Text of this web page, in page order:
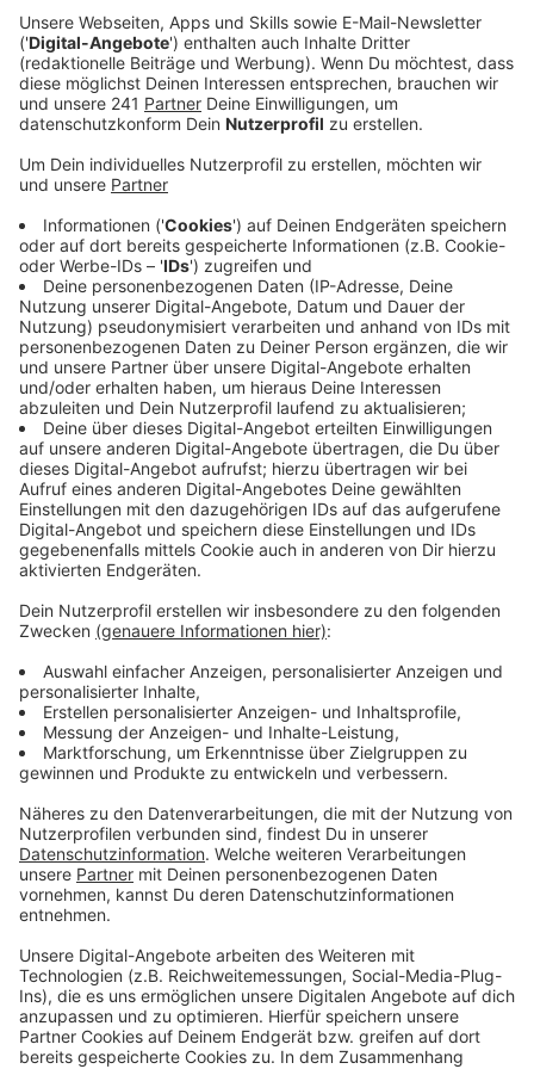
sollen sie ihm angedroht haben, ihn zu schlagen,
wenn er sich nicht nach Geld durchsuchen lassen
würde. Das Duo flüchtete anschließend mit einer
geringen Menge Bargeld.
Veröffentlicht:Mittwoch, 15.03.2023 13:24
Anzeige
Polizei sucht nach Zeugen
Anzeige
Beide Täter sollen etwa 1,65 Meter groß gewesen
sein und einen dunklen Teint haben. Einer soll dunkle
Kleidung getragen und kurze Haare haben. Sein etwas
kleinerer Komplize soll blaue Kleidung getragen und
dunkelbraune Locken haben. Hinweise zur Identität
Kriminalkommissariat 14 unter der Rufnummer 0221
229-0 oderper E-Mailentgegen.
Anzeige
Weitere Meldungen aus Leverkusen
Anzeige
Diskussionen um Galeria-Nachfolge in Leverkusen
Über 500 Einträge bei Leverkusener Mängelmelder
Klinikum Leverkusen: Versorgung trotz Streik
gewährleistet